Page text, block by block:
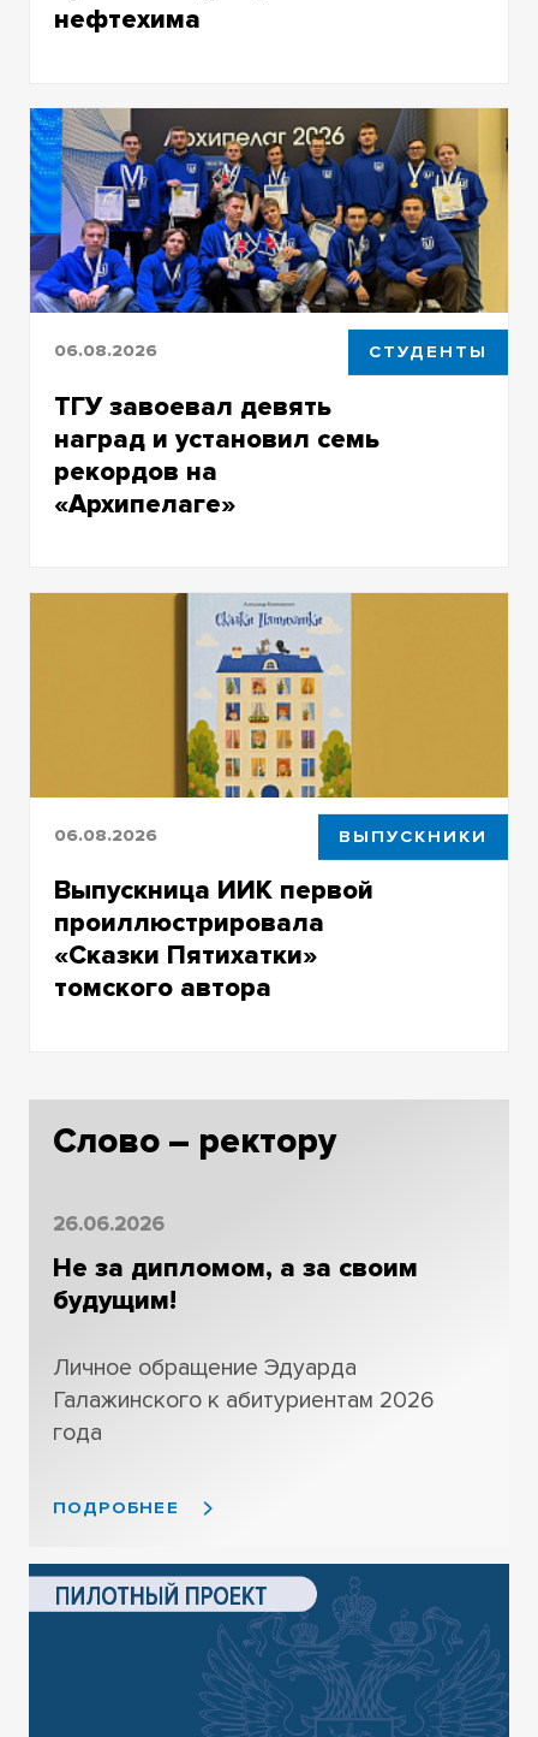
нефтехима
рынке труда создают магистранты
программы «Дата-аналитика для бизнеса»
06.08.2026 СТУДЕНТЫ
ТГУ завоевал девять
наград и установил семь
рекордов на
«Архипелаге»
образовательного интенсива
«Архипелага»-2026 – развитие автономных
06.08.2026 ВЫПУСКНИКИ
Выпускница ИИК первой
проиллюстрировала
«Сказки Пятихатки»
томского автора
посвящённой легендарному общежитию
ТГУ
Слово – ректору
26.06.2026
Не за дипломом, а за своим
будущим!
Личное обращение Эдуарда
Галажинского к абитуриентам 2026
года
ПОДРОБНЕЕ